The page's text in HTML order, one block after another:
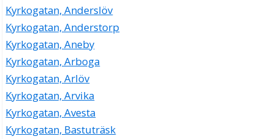
Kyrkogatan, Anderslöv
Kyrkogatan, Anderstorp
Kyrkogatan, Aneby
Kyrkogatan, Arboga
Kyrkogatan, Arlöv
Kyrkogatan, Arvika
Kyrkogatan, Avesta
Kyrkogatan, Bastuträsk